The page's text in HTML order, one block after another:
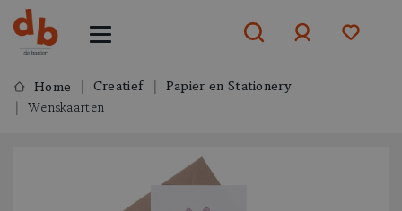
aanmelden
Home Creatief
Papier en Stationery
Wenskaarten